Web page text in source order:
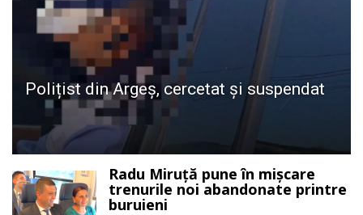
Polițist din Argeș, cercetat și suspendat
Radu Miruță pune în mișcare
trenurile noi abandonate printre
buruieni